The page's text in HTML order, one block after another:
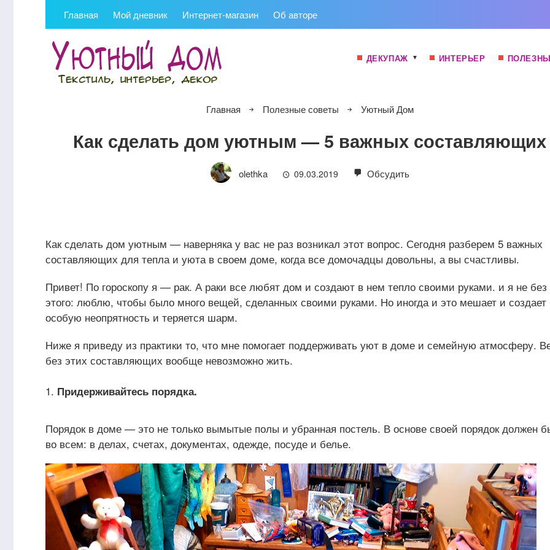
Главная Мой дневник Интернет-магазин Об авторе
ДЕКУПАЖ ИНТЕРЬЕР
Главная Полезные советы Уютный Дом
Как сделать дом уютным — 5 важных составляющих
olethka 09.03.2019 Обсудить
Как сделать дом уютным — наверняка у вас не раз возникал этот вопрос. Сегодня разберем 5 важных
составляющих для тепла и уюта в своем доме, когда все домочадцы довольны, а вы счастливы.
Привет! По гороскопу я — рак. А раки все любят дом и создают в нем тепло своими руками. и я не без
этого: люблю, чтобы было много вещей, сделанных своими руками. Но иногда и это мешает и создает
особую неопрятность и теряется шарм.
Ниже я приведу из практики то, что мне помогает поддерживать уют в доме и семейную атмосферу.
без этих составляющих вообще невозможно жить.
Придерживайтесь порядка.
Порядок в доме — это не только вымытые полы и убранная постель. В основе своей порядок должен
во всем: в делах, счетах, документах, одежде, посуде и белье.
Декор банки из-под какао Масса для папье маше
Декупаж стеклянной банки
для кофе